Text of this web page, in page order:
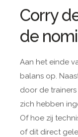
Corry
de
Aan het einde
balans op.
door de
zich hebben
Of hoe zij
of dit direct